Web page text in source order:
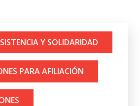
Y SOLIDARIDAD
PARA AFILIACIÓN